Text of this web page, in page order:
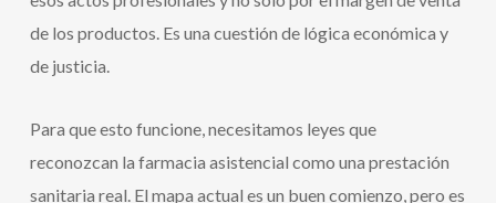
de los productos. Es una cuestión de lógica económica y
de justicia.
Para que esto funcione, necesitamos leyes que
reconozcan la farmacia asistencial como una prestación
sanitaria real. El mapa actual es un buen comienzo, pero es